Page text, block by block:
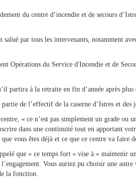
du centre d’incendie et de secours
par tous les intervenants, notamment
Opérations du Service d'Incendie et de
partira à la retraite en fin d’année après plus
de l’effectif de la caserne d’Istres et des
« ce n’est pas simplement un grade ou
dans une continuité tout en apportant
vous êtes déjà et ce que ce centre va faire
que « ce temps fort » vise à « maintenir
Vous auriez pu choisir une autre
la fonction.